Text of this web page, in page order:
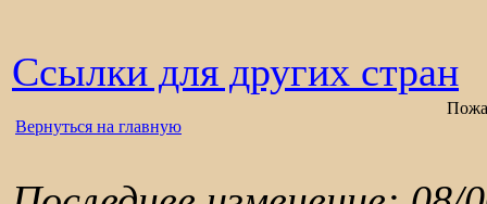
Ссылки для других стран
Вернуться на главную